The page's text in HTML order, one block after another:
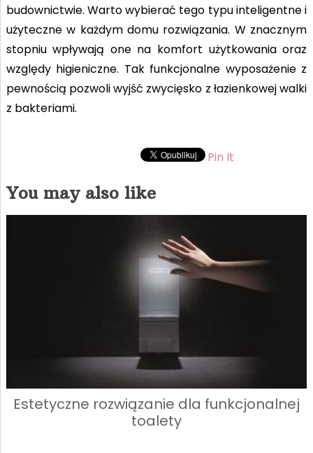
budownictwie. Warto wybierać tego typu inteligentne i
użyteczne w każdym domu rozwiązania. W znacznym
stopniu wpływają one na komfort użytkowania oraz
względy higieniczne. Tak funkcjonalne wyposażenie z
pewnością pozwoli wyjść zwycięsko z łazienkowej walki
z bakteriami.
Pin It
You may also like
Estetyczne rozwiązanie dla funkcjonalnej
toalety